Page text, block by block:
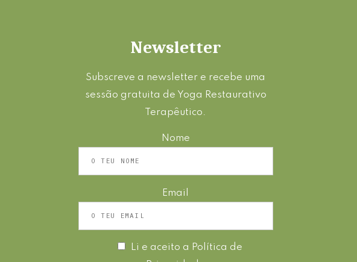
Newsletter
Subscreve a newsletter e recebe uma
sessão gratuita de Yoga Restaurativo
Terapêutico.
Nome
Email
Li e aceito a Política de